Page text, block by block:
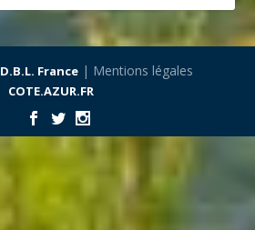
D.B.L. France| Mentions légales
COTE.AZUR.FR